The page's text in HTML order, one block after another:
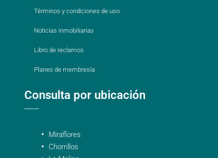
Términos y condiciones de uso
Noticias inmobiliarias
Libro de reclamos
Planes de membresía
Consulta por ubicación
Miraflores
Chorrillos